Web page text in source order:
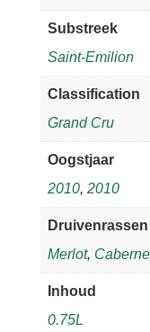
Substreek
Saint-Emilion
Classification
Grand Cru
Oogstjaar
2010, 2010
Druivenrassen
Merlot,
Inhoud
0.75L